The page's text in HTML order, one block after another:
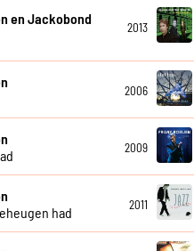
en Jackobond
2013
2006
2009
had
2011